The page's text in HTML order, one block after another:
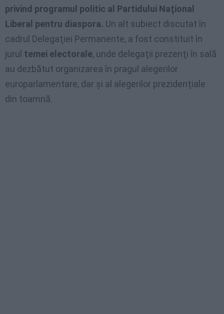
privind programul politic al Partidului Naţional
Liberal pentru diaspora. Un alt subiect discutat în
cadrul Delegaţiei Permanente, a fost constituit în
jurul temei electorale, unde delegaţii prezenţi în sală
au dezbătut organizarea în pragul alegerilor
europarlamentare, dar şi al alegerilor prezidenţiale
din toamnă.